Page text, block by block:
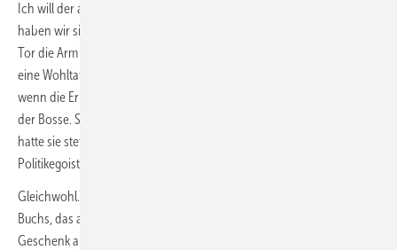
Ich will der alten Dame nicht alles in die Schuhe schieben. Schließlich
haben wir sie lieb gewonnen, als sie für unsere Fußballjungs bei jedem
Tor die Arm so niedlich hochriss. Nein, Angela Merkel war oftmals
eine Wohltat während ihrer 16-jährigen Amtszeit. Vor allem dann,
wenn die Erinnerung an ihren Vorgänger hochkam, den Genossen
der Bosse. So eine war sie nicht. Im Gegenteil, die besten Momente
hatte sie stets als ruhige Diplomatin, die international die großen
Politikegoisten ohne viel Aufhebens zusammenführte.
Gleichwohl… dieses Weihnachtsfest stand im Zeichen eines blauen
Buchs, das als potenzielles, großzügiges, weil über 40 Euro teures,
Geschenk auf den vordersten Büchertischen von Thalia und